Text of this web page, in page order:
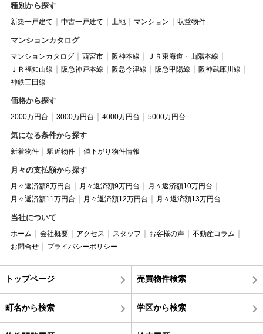
種別から探す
新築一戸建て 中古一戸建て 土地 マンション 収益物件
マンションカタログ
マンションカタログ 西宮市 阪神本線
ＪＲ東海道・山陽本線
ＪＲ福知山線
阪急神戸本線 阪急今津線 阪急甲陽線
阪神武庫川線
神鉄三田線
価格から探す
2000万円台 3000万円台 4000万円台 5000万円台
気になる条件から探す
新着物件 駅近物件 値下がり物件情報
月々の支払額から探す
月々返済額8万円台 月々返済額9万円台
月々返済額10万円台
月々返済額11万円台
月々返済額12万円台 月々返済額13万円台
当社について
ホーム 会社概要 アクセス スタッフ お客様の声
不動産コラム
お問合せ
プライバシーポリシー
トップページ 売買物件検索
町名から検索 学区から検索